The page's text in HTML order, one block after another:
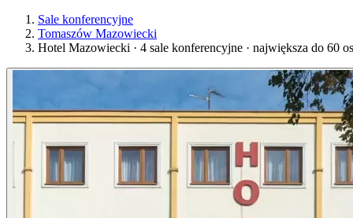
Sale konferencyjne
Tomaszów Mazowiecki
Hotel Mazowiecki · 4 sale konferencyjne · największa do 60